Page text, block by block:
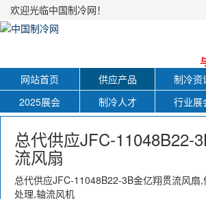
欢迎光临中国制冷网！
网站首页
供应产品 制冷资
2025展会
制冷人才 行业展
总代供应JFC-11048B22-
流风扇
总代供应JFC-11048B22-3B金亿翔贯流风扇
处理,轴流风机